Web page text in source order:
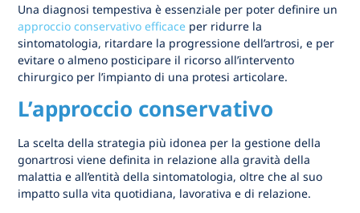
Una diagnosi tempestiva è essenziale per poter definire un
approccio conservativo efficace per ridurre la
sintomatologia, ritardare la progressione dell’artrosi, e per
evitare o almeno posticipare il ricorso all’intervento
chirurgico per l’impianto di una protesi articolare.
L’approccio conservativo
La scelta della strategia più idonea per la gestione della
gonartrosi viene definita in relazione alla gravità della
malattia e all’entità della sintomatologia, oltre che al suo
impatto sulla vita quotidiana, lavorativa e di relazione.